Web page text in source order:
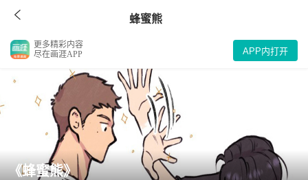
蜂蜜熊
更多精彩内容
尽在画涯APP
APP内打开
《蜂蜜熊》